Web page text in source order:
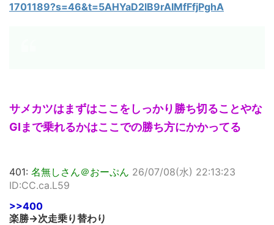
1701189?s=46&t=5AHYaD2lB9rAIMfFfjPghA
サメカツはまずはここをしっかり勝ち切ることやな
GⅠまで乗れるかはここでの勝ち方にかかってる
401: 名無しさん＠おーぷん 26/07/08(水) 22:13:23
ID:CC.ca.L59
>>400
楽勝→次走乗り替わり